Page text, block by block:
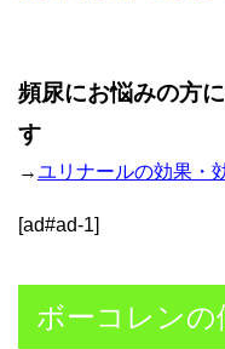
頻尿にお悩みの方
す
→ユリナールの効果・
[ad#ad-1]
ボーコレンの